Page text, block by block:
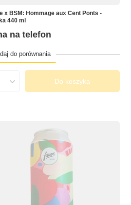
x BSM: Hommage aux Cent Ponts -
440 ml
na telefon
do porównania
Ilość produktów Do koszyka